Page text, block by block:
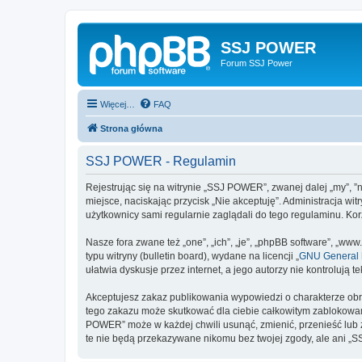
SSJ POWER
Forum SSJ Power
Więcej… FAQ
Strona główna
SSJ POWER - Regulamin
Rejestrując się na witrynie „SSJ POWER”, zwanej dalej „my”,
miejsce, naciskając przycisk „Nie akceptuję”. Administracja
użytkownicy sami regularnie zaglądali do tego regulaminu.
Nasze fora zwane też „one”, „ich”, „je”, „phpBB software”,
typu witryny (bulletin board), wydane na licencji „ GNU General
ułatwia dyskusje przez internet, a jego autorzy nie kontrolują
Akceptujesz zakaz publikowania wypowiedzi o charakterze
tego zakazu może skutkować dla ciebie całkowitym
POWER” może w każdej chwili usunąć, zmienić, przenieść
te nie będą przekazywane nikomu bez twojej zgody, ale ani